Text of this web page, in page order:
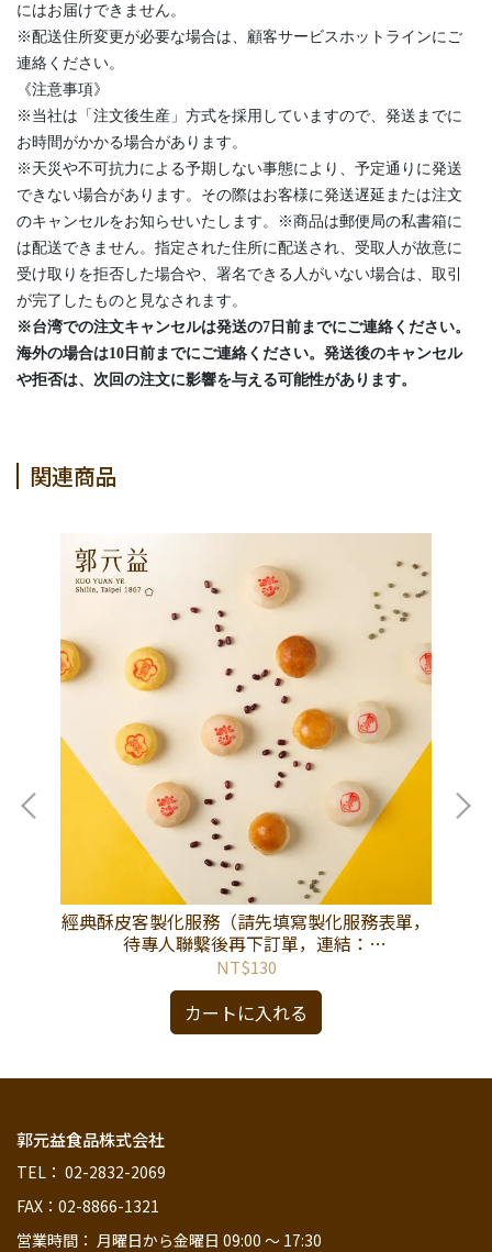
にはお届けできません。
※配送住所変更が必要な場合は、顧客サービスホットラインにご
連絡ください。
《注意事項》
※当社は「注文後生産」方式を採用していますので、発送までに
お時間がかかる場合があります。
※天災や不可抗力による予期しない事態により、予定通りに発送
できない場合があります。その際はお客様に発送遅延または注文
のキャンセルをお知らせいたします。※商品は郵便局の私書箱に
は配送できません。指定された住所に配送され、受取人が故意に
受け取りを拒否した場合や、署名できる人がいない場合は、取引
が完了したものと見なされます。
※台湾での注文キャンセルは発送の7日前までにご連絡ください。
海外の場合は10日前までにご連絡ください。発送後のキャンセル
や拒否は、次回の注文に影響を与える可能性があります。
関連商品
經典酥皮客製化服務（請先填寫製化服務表單，
待專人聯繫後再下訂單，連結：
https://reurl.cc/DKo48m。）
NT$130
カートに入れる
郭元益食品株式会社
TEL： 02-2832-2069
FAX：02-8866-1321
営業時間： 月曜日から金曜日 09:00 ～ 17:30